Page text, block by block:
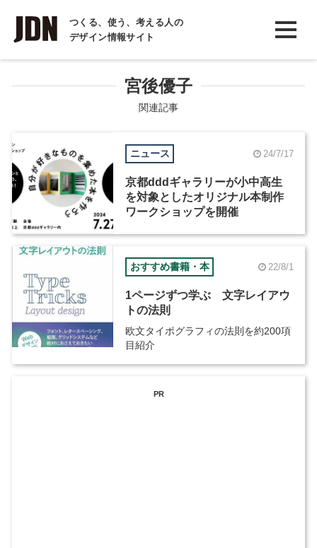
つくる、使う、考える人の
デザイン情報サイト
INTERVIEW
インタビュー
コラム
宮後優子
関連記事
ニュース 24/7/17
京都dddギャラリーが小中高生
を対象としたオリジナル本制作
ワークショップを開催
おすすめ書籍・本 22/8/1
1ページずつ学ぶ 文字レイアウ
トの法則
欧文タイポグラフィの法則を約200項
目紹介
PR